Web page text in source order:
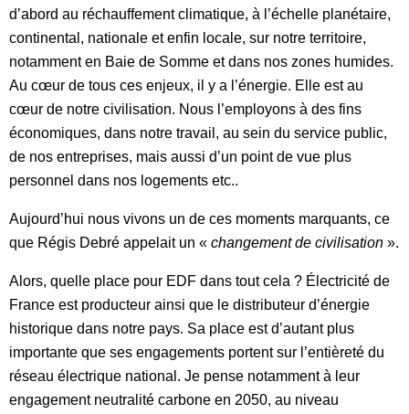
d’abord au réchauffement climatique, à l’échelle planétaire,
continental, nationale et enfin locale, sur notre territoire,
notamment en Baie de Somme et dans nos zones humides.
Au cœur de tous ces enjeux, il y a l’énergie. Elle est au
cœur de notre civilisation. Nous l’employons à des fins
économiques, dans notre travail, au sein du service public,
de nos entreprises, mais aussi d’un point de vue plus
personnel dans nos logements etc..
Aujourd’hui nous vivons un de ces moments marquants, ce
que Régis Debré appelait un « changement de civilisation ».
Alors, quelle place pour EDF dans tout cela ? Électricité de
France est producteur ainsi que le distributeur d’énergie
historique dans notre pays. Sa place est d’autant plus
importante que ses engagements portent sur l’entièreté du
réseau électrique national. Je pense notamment à leur
engagement neutralité carbone en 2050, au niveau